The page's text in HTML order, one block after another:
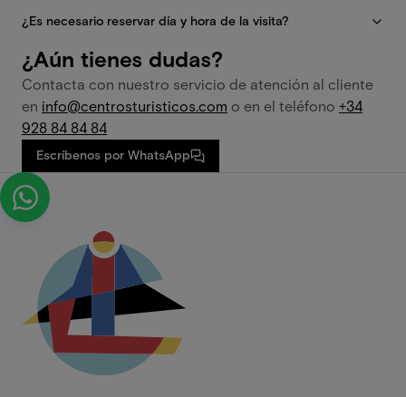
¿Es necesario reservar día y hora de la visita?
¿Aún tienes dudas?
Contacta con nuestro servicio de atención al cliente
en info@centrosturisticos.com o en el teléfono +34
928 84 84 84
Escríbenos por WhatsApp